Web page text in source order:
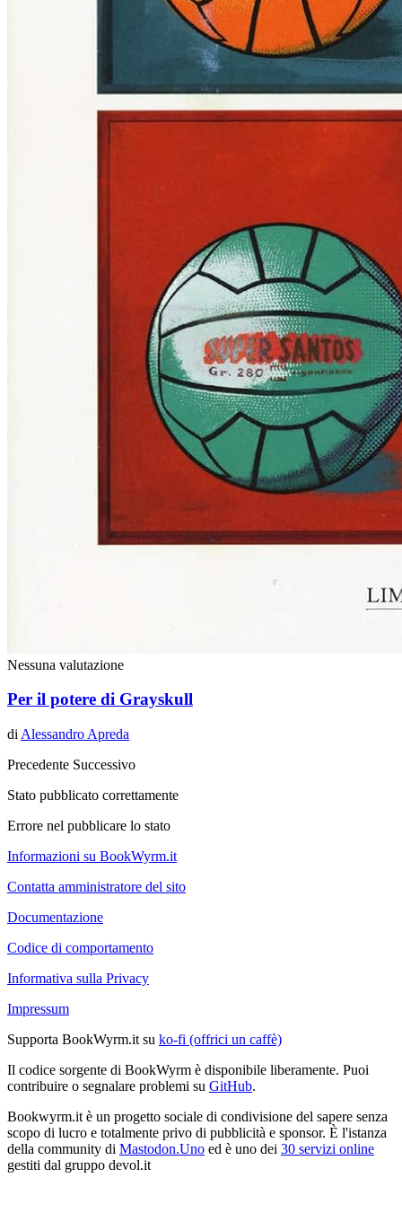
Nessuna valutazione
Per il potere di Grayskull
di Alessandro Apreda
Precedente Successivo
Stato pubblicato correttamente
Errore nel pubblicare lo stato
Informazioni su BookWyrm.it
Contatta amministratore del sito
Documentazione
Codice di comportamento
Informativa sulla Privacy
Impressum
Supporta BookWyrm.it su ko-fi (offrici un caffè)
Il codice sorgente di BookWyrm è disponibile liberamente. Puoi
contribuire o segnalare problemi su GitHub.
Bookwyrm.it è un progetto sociale di condivisione del sapere senza
scopo di lucro e totalmente privo di pubblicità e sponsor. È l'istanza
della community di Mastodon.Uno ed è uno dei 30 servizi online
gestiti dal gruppo devol.it